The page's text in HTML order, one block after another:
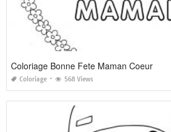
Coloriage Bonne Fete Maman Coeur
Coloriage 568 Views